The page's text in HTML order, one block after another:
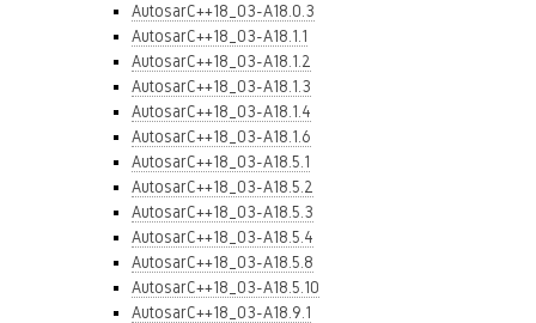
AutosarC++18_03-A18.0.3
AutosarC++18_03-A18.1.1
AutosarC++18_03-A18.1.2
AutosarC++18_03-A18.1.3
AutosarC++18_03-A18.1.4
AutosarC++18_03-A18.1.6
AutosarC++18_03-A18.5.1
AutosarC++18_03-A18.5.2
AutosarC++18_03-A18.5.3
AutosarC++18_03-A18.5.4
AutosarC++18_03-A18.5.8
AutosarC++18_03-A18.5.10
AutosarC++18_03-A18.9.1